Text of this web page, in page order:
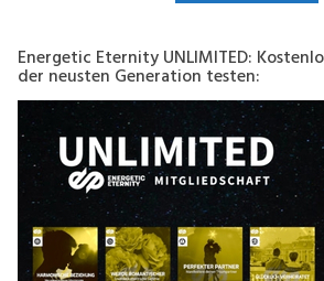
Energetic Eternity UNLIMITED:
der neusten Generation testen: